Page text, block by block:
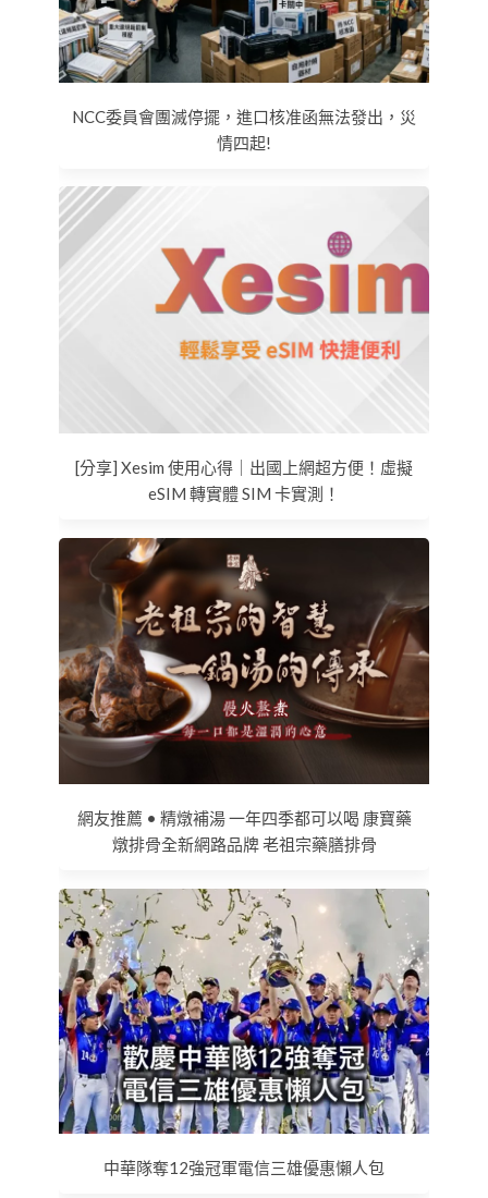
NCC委員會團滅停擺，進口核准函無法發出，災
情四起!
[分享] Xesim 使用心得｜出國上網超方便！虛擬
eSIM 轉實體 SIM 卡實測！
網友推薦 • 精燉補湯 一年四季都可以喝 康寶藥
燉排骨全新網路品牌 老祖宗藥膳排骨
中華隊奪12強冠軍電信三雄優惠懶人包